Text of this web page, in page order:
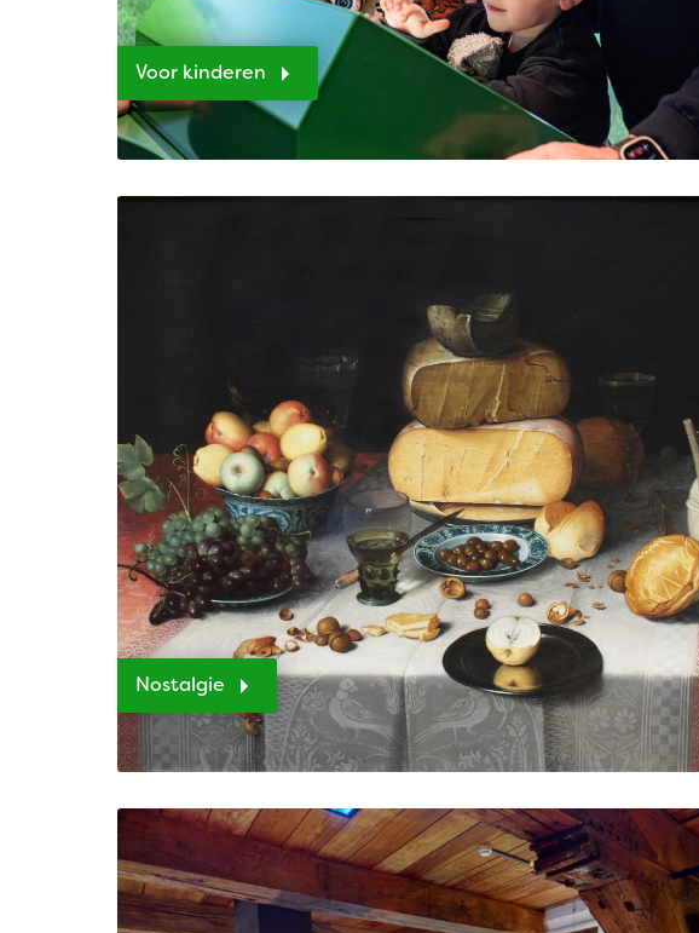
Voor kinderen
Nostalgie